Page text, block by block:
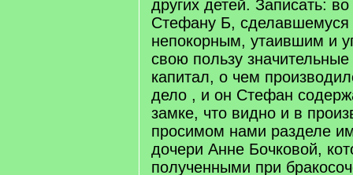
других детей. Записать:
Стефану Б,
непокорным, утаившим и
свою пользу значительные
капитал, о чем
дело , и он Стефан
замке, что видно и в
просимом нами разделе
дочери Анне Бочковой,
полученными при